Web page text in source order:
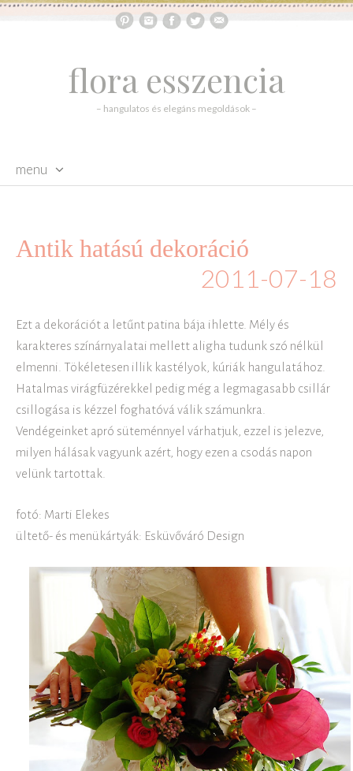
flora esszencia
– hangulatos és elegáns megoldások –
menu
Antik hatású dekoráció
2011-07-18
Ezt a dekorációt a letűnt patina bája ihlette. Mély és
karakteres színárnyalatai mellett aligha tudunk szó nélkül
elmenni. Tökéletesen illik kastélyok, kúriák hangulatához.
Hatalmas virágfüzérekkel pedig még a legmagasabb csillár
csillogása is kézzel foghatóvá válik számunkra.
Vendégeinket apró süteménnyel várhatjuk, ezzel is jelezve,
milyen hálásak vagyunk azért, hogy ezen a csodás napon
velünk tartottak.
fotó: Marti Elekes
ültető- és menükártyák: Esküvőváró Design